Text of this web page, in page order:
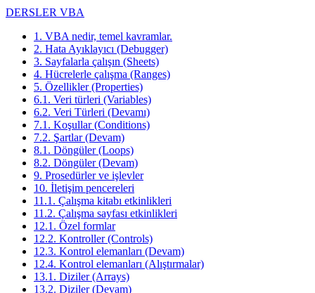
DERSLER VBA
1. VBA nedir, temel kavramlar.
2. Hata Ayıklayıcı (Debugger)
3. Sayfalarla çalışın (Sheets)
4. Hücrelerle çalışma (Ranges)
5. Özellikler (Properties)
6.1. Veri türleri (Variables)
6.2. Veri Türleri (Devamı)
7.1. Koşullar (Conditions)
7.2. Şartlar (Devam)
8.1. Döngüler (Loops)
8.2. Döngüler (Devam)
9. Prosedürler ve işlevler
10. İletişim pencereleri
11.1. Çalışma kitabı etkinlikleri
11.2. Çalışma sayfası etkinlikleri
12.1. Özel formlar
12.2. Kontroller (Controls)
12.3. Kontrol elemanları (Devam)
12.4. Kontrol elemanları (Alıştırmalar)
13.1. Diziler (Arrays)
13.2. Diziler (Devam)